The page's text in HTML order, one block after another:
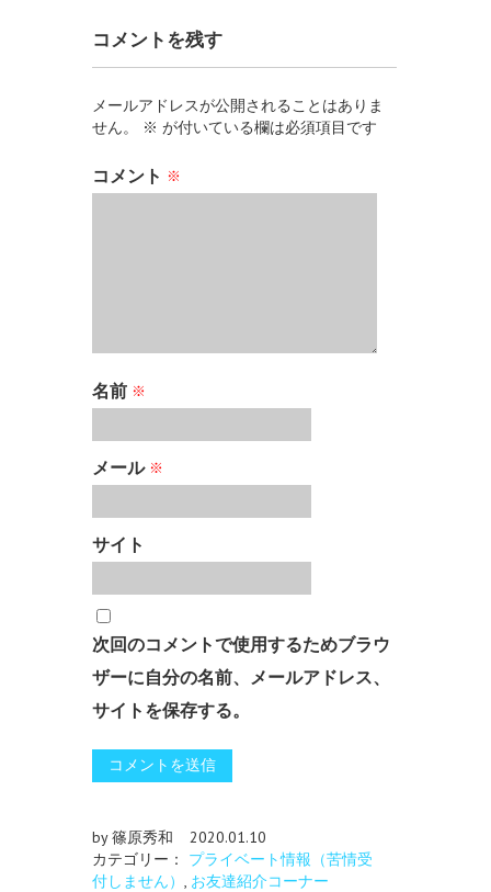
コメントを残す
メールアドレスが公開されることはありま
せん。
※ が付いている欄は必須項目です
コメント ※
名前 ※
メール ※
サイト
次回のコメントで使用するためブラウ
ザーに自分の名前、メールアドレス、
サイトを保存する。
by 篠原秀和
2020.01.10
カテゴリー： プライベート情報（苦情受
付しません） , お友達紹介コーナー